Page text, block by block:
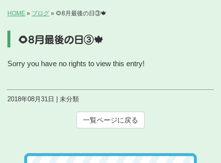
HOME » ブログ » 🌻8月最後の日③🍁
🌻8月最後の日③🍁
Sorry you have no rights to view this entry!
2018年08月31日 | 未分類
一覧ページに戻る